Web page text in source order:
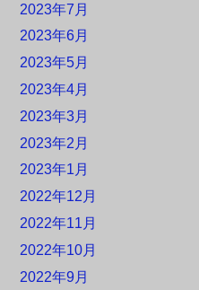
2023年7月
2023年6月
2023年5月
2023年4月
2023年3月
2023年2月
2023年1月
2022年12月
2022年11月
2022年10月
2022年9月